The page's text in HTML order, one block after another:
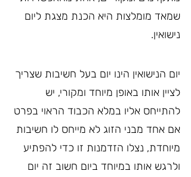
שמאד מומלצות היא הכנת מצגת ליום
נישואין.
יום הנישואין הינו יום בעל חשיבות שצריך
לציין אותו באופן מיוחד ומקורי, יש
להתייחס אליו במלא הכבוד הראוי בפרט
אם אחד מבני הזוג לא מייחס לו חשיבות
מיוחדת, נצלו הזדמנות זו כדי להפתיע
ולרגש אותו במיוחד ביום חשוב זה יום